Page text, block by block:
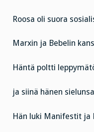
Roosa oli suora
Marxin ja Bebelin
Häntä poltti
ja siinä hänen
Hän luki Manifestit ja